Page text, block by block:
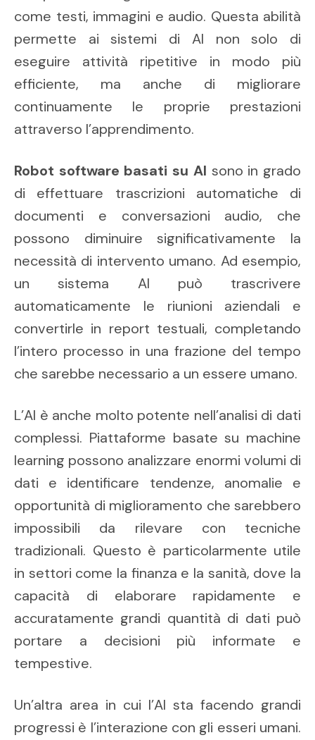
come testi, immagini e audio. Questa abilità
permette ai sistemi di AI non solo di
eseguire attività ripetitive in modo più
efficiente, ma anche di migliorare
continuamente le proprie prestazioni
attraverso l’apprendimento.
Robot software basati su AI sono in grado
di effettuare trascrizioni automatiche di
documenti e conversazioni audio, che
possono diminuire significativamente la
necessità di intervento umano. Ad esempio,
un sistema AI può trascrivere
automaticamente le riunioni aziendali e
convertirle in report testuali, completando
l’intero processo in una frazione del tempo
che sarebbe necessario a un essere umano.
L’AI è anche molto potente nell’analisi di dati
complessi. Piattaforme basate su machine
learning possono analizzare enormi volumi di
dati e identificare tendenze, anomalie e
opportunità di miglioramento che sarebbero
impossibili da rilevare con tecniche
tradizionali. Questo è particolarmente utile
in settori come la finanza e la sanità, dove la
capacità di elaborare rapidamente e
accuratamente grandi quantità di dati può
portare a decisioni più informate e
tempestive.
Un’altra area in cui l’AI sta facendo grandi
progressi è l’interazione con gli esseri umani.